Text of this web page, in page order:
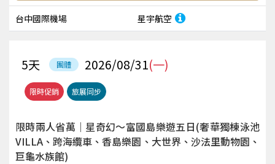
台中國際機場 星宇航空
限時促銷 旅展同步
團體 2026/08/31(一)
5天
限時兩人省萬｜星奇幻～富國島樂遊五日(奢華獨棟泳池
VILLA、跨海纜車、香島樂園、大世界、沙法里動物園、
巨龜水族館)